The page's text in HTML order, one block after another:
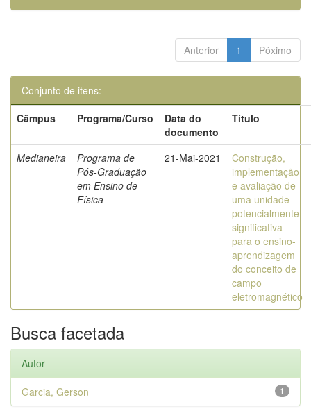
Anterior 1 Póximo
Conjunto de itens:
Câmpus
Programa/Curso
Data do
documento
Título
Medianeira
Programa de
Pós-Graduação
em Ensino de
Física
21-Mai-2021
Construção,
implementação
e avaliação de
uma unidade
potencialmente
significativa
para o ensino-
aprendizagem
do conceito de
campo
eletromagnético
Busca facetada
Autor
1
Garcia, Gerson